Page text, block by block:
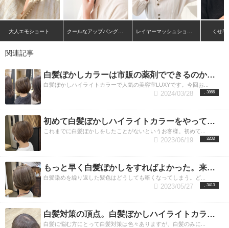
大人エモショート くせ
関連記事
白髪ぼかしカラーは市販の薬剤でできるのか？話題のカラーを美容師が解説
白髪ぼかしハイライトカラーで人気の美容室LUXYです。今回お...
3866
2024/03/28
初めて白髪ぼかしハイライトカラーをやってみたお客様の例
これまでに白髪ぼかしをしたことがないというお客様。初めて...
3203
2023/06/19
もっと早く白髪ぼかしをすればよかった。来店頻度が減る理由
白髪染めを繰り返した髪色はどうしても暗くなってしまう。ど...
3413
2023/05/27
白髪対策の頂点。白髪ぼかしハイライトカラーを続けていった結果
白髪に悩む方にとって白髪対策は色々ありますが、白髪のみに...